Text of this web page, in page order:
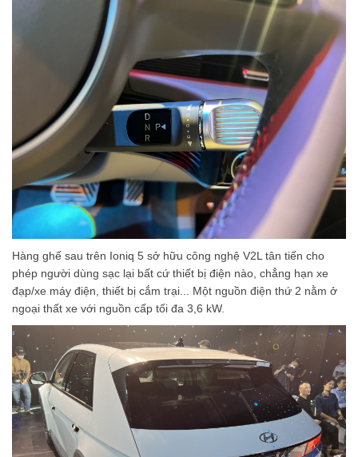
Hàng ghế sau trên Ioniq 5 sở hữu công nghệ V2L tân tiến cho
phép người dùng sạc lại bất cứ thiết bị điện nào, chẳng hạn xe
đạp/xe máy điện, thiết bị cắm trại... Một nguồn điện thứ 2 nằm ở
ngoại thất xe với nguồn cấp tối đa 3,6 kW.